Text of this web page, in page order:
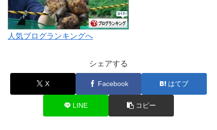
人気ブログランキングへ
シェアする
X Facebook はてブ
LINE コピー